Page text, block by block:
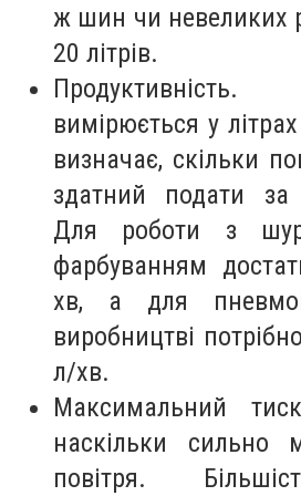
ж шин чи невеликих
20 літрів.
вимірюється у
визначає, скільки
здатний подати
Для роботи з
фарбуванням
хв, а для
виробництві
л/хв.
Максимальний
наскільки сильно
повітря.